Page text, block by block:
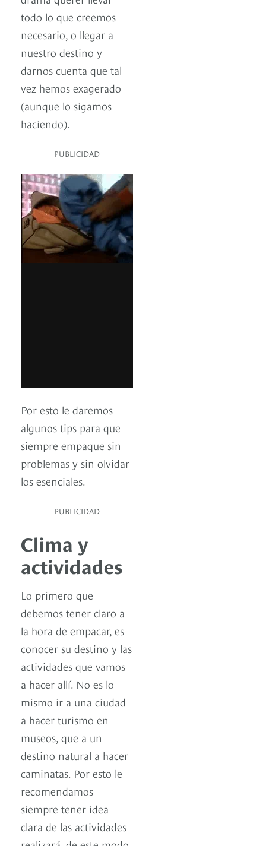
todo lo que creemos
necesario, o llegar a
nuestro destino y
darnos cuenta que tal
vez hemos exagerado
(aunque lo sigamos
haciendo).
PUBLICIDAD
Por esto le daremos
algunos tips para que
siempre empaque sin
problemas y sin olvidar
los esenciales.
PUBLICIDAD
Clima y
actividades
Lo primero que
debemos tener claro a
la hora de empacar, es
conocer su destino y las
actividades que vamos
a hacer allí. No es lo
mismo ir a una ciudad
a hacer turismo en
museos, que a un
destino natural a hacer
caminatas. Por esto le
recomendamos
siempre tener idea
clara de las actividades